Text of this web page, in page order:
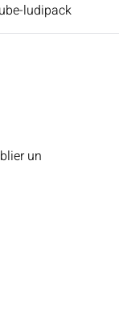
ludipack
un